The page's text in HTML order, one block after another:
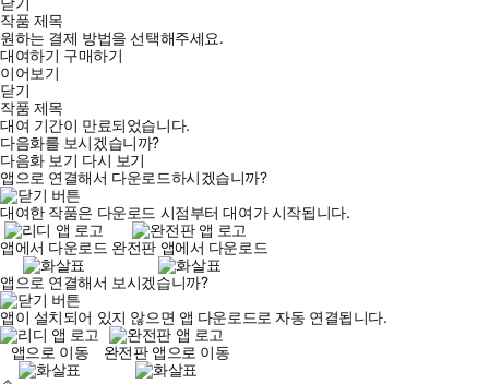
작품 제목
원하는 결제 방법을 선택해주세요.
대여하기 구매하기
이어보기
닫기
작품 제목
대여 기간이 만료되었습니다.
다음화를 보시겠습니까?
다음화 보기 다시 보기
앱으로 연결해서 다운로드하시겠습니까?
대여한 작품은 다운로드 시점부터 대여가 시작됩니다.
앱에서 다운로드 완전판 앱에서 다운로드
앱으로 연결해서 보시겠습니까?
앱이 설치되어 있지 않으면 앱 다운로드로 자동 연결됩니다.
앱으로 이동
완전판 앱으로 이동